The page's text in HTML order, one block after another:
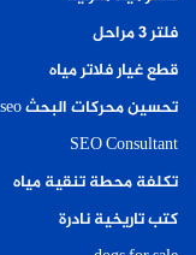
فلتر ٣ مراحل
قطع غيار فلاتر مياه
تحسين محركات البحث seo
SEO Consultant
تكلفة محطة تنقية مياه
كتب تاريخية نادرة